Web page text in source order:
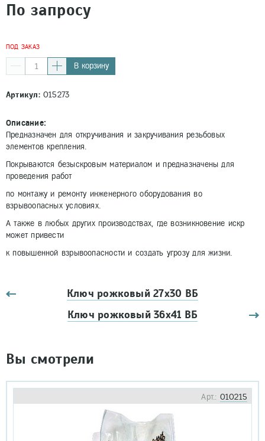
По запросу
ПОД ЗАКАЗ
В корзину
Артикул:015273
Описание:
Предназначен для откручивания и закручивания резьбовых
элементов крепления.
Покрываются безыскровым материалом и предназначены для
проведения работ
по монтажу и ремонту инженерного оборудования во
взрывоопасных условиях.
А также в любых других производствах, где возникновение искр
может привести
к повышенной взрывоопасности и создать угрозу для жизни.
Ключ рожковый 27х30 ВБ
Ключ рожковый 36х41 ВБ
Вы смотрели
Арт.: 010215